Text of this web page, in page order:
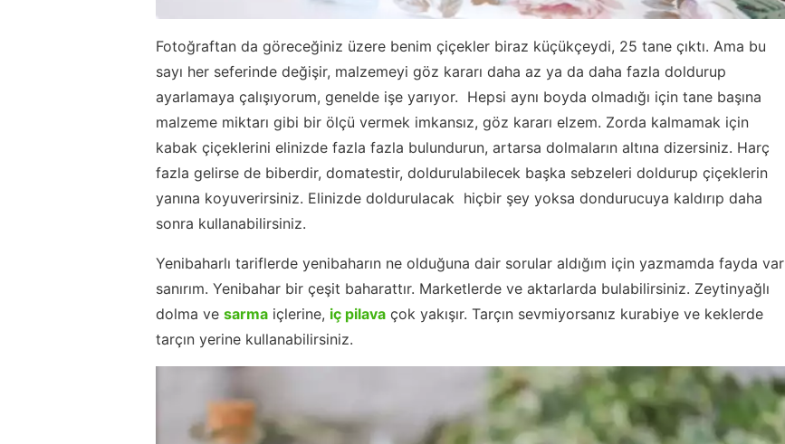
Fotoğraftan da göreceğiniz üzere benim çiçekler biraz küçükçeydi, 25 tane çıktı. Ama bu
sayı her seferinde değişir, malzemeyi göz kararı daha az ya da daha fazla doldurup
ayarlamaya çalışıyorum, genelde işe yarıyor. Hepsi aynı boyda olmadığı için tane başına
malzeme miktarı gibi bir ölçü vermek imkansız, göz kararı elzem. Zorda kalmamak için
kabak çiçeklerini elinizde fazla fazla bulundurun, artarsa dolmaların altına dizersiniz. Harç
fazla gelirse de biberdir, domatestir, doldurulabilecek başka sebzeleri doldurup çiçeklerin
yanına koyuverirsiniz. Elinizde doldurulacak hiçbir şey yoksa dondurucuya kaldırıp daha
sonra kullanabilirsiniz.
Yenibaharlı tariflerde yenibaharın ne olduğuna dair sorular aldığım için yazmamda fayda var
sanırım. Yenibahar bir çeşit baharattır. Marketlerde ve aktarlarda bulabilirsiniz. Zeytinyağlı
dolma ve sarma içlerine, iç pilava çok yakışır. Tarçın sevmiyorsanız kurabiye ve keklerde
tarçın yerine kullanabilirsiniz.